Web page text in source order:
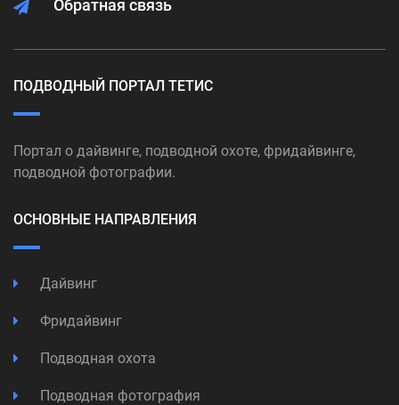
Обратная связь
ПОДВОДНЫЙ ПОРТАЛ ТЕТИС
Портал о дайвинге, подводной охоте, фридайвинге,
подводной фотографии.
ОСНОВНЫЕ НАПРАВЛЕНИЯ
Дайвинг
Фридайвинг
Подводная охота
Подводная фотография